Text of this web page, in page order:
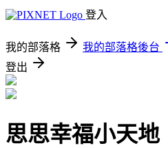
登入
我的部落格 我的部落格後台
登出
思思幸福小天地